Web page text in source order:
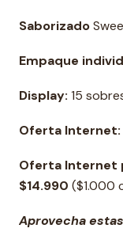
Saborizado
Empaque
Display: 15
Oferta Internet:
Oferta Internet
$14.990 ($1.000
Aprovecha